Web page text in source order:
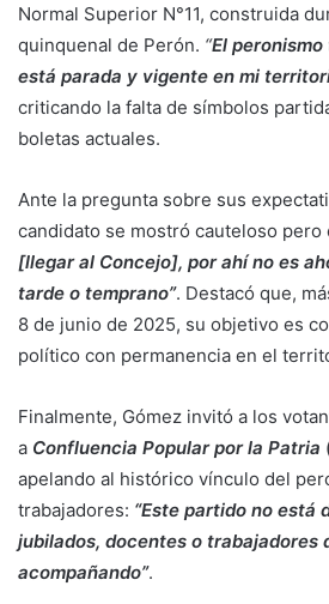
Normal Superior N°11, construida
quinquenal de Perón. “El
está parada y vigente en mi
criticando la falta de símbolos
boletas actuales.
Ante la pregunta sobre sus
candidato se mostró cauteloso pero
[llegar al Concejo], por ahí no es
tarde o temprano”. Destacó que,
8 de junio de 2025, su objetivo es
político con permanencia en el
Finalmente, Gómez invitó a los
a Confluencia Popular por la Patria
apelando al histórico vínculo del
trabajadores: “Este partido no está
jubilados, docentes o trabajadores
acompañando”.